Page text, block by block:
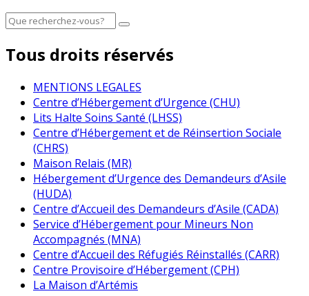
Tous droits réservés
MENTIONS LEGALES
Centre d’Hébergement d’Urgence (CHU)
Lits Halte Soins Santé (LHSS)
Centre d’Hébergement et de Réinsertion Sociale
(CHRS)
Maison Relais (MR)
Hébergement d’Urgence des Demandeurs d’Asile
(HUDA)
Centre d’Accueil des Demandeurs d’Asile (CADA)
Service d’Hébergement pour Mineurs Non
Accompagnés (MNA)
Centre d’Accueil des Réfugiés Réinstallés (CARR)
Centre Provisoire d’Hébergement (CPH)
La Maison d’Artémis